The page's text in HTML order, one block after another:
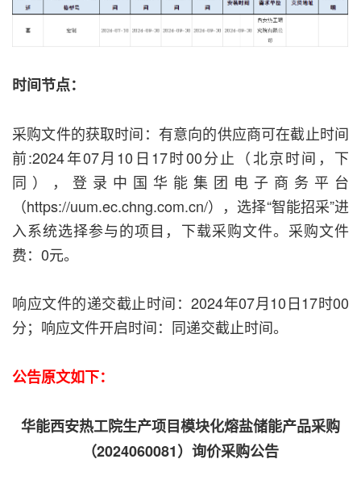
时间节点：
采购文件的获取时间：有意向的供应商可在截止时间
前:2024年07月10日17时00分止（北京时间，下
同），登录中国华能集团电子商务平台
（https://uum.ec.chng.com.cn/），选择“智能招采”进
入系统选择参与的项目，下载采购文件。采购文件
费：0元。
响应文件的递交截止时间：2024年07月10日17时00
分；响应文件开启时间：同递交截止时间。
公告原文如下：
华能西安热工院生产项目模块化熔盐储能产品采购
（2024060081）询价采购公告